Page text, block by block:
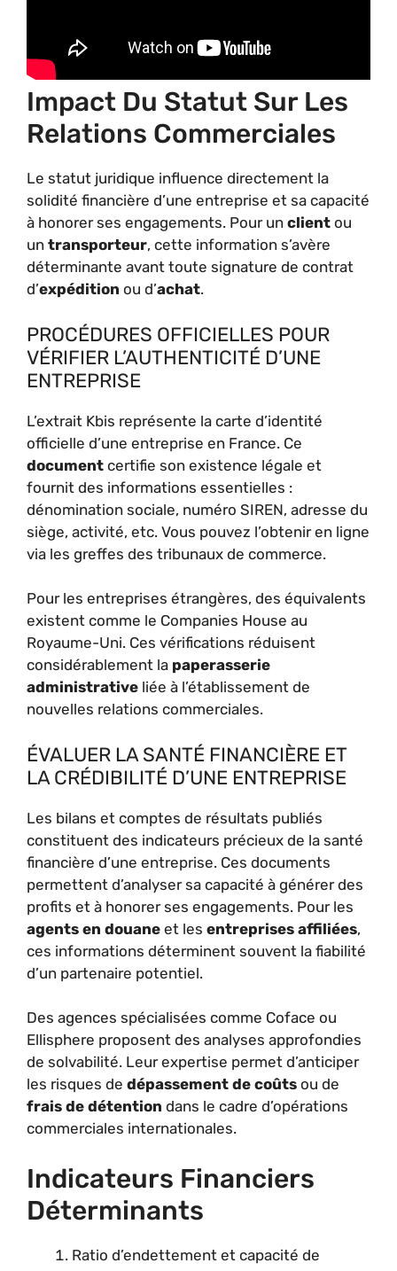
Impact Du Statut Sur Les
Relations Commerciales
Le statut juridique influence directement la
solidité financière d’une entreprise et sa capacité
à honorer ses engagements. Pour un client ou
un transporteur, cette information s’avère
déterminante avant toute signature de contrat
d’expédition ou d’achat.
PROCÉDURES OFFICIELLES POUR
VÉRIFIER L’AUTHENTICITÉ D’UNE
ENTREPRISE
L’extrait Kbis représente la carte d’identité
officielle d’une entreprise en France. Ce
document certifie son existence légale et
fournit des informations essentielles :
dénomination sociale, numéro SIREN, adresse du
siège, activité, etc. Vous pouvez l’obtenir en ligne
via les greffes des tribunaux de commerce.
Pour les entreprises étrangères, des équivalents
existent comme le Companies House au
Royaume-Uni. Ces vérifications réduisent
considérablement la paperasserie
administrative liée à l’établissement de
nouvelles relations commerciales.
ÉVALUER LA SANTÉ FINANCIÈRE ET
LA CRÉDIBILITÉ D’UNE ENTREPRISE
Les bilans et comptes de résultats publiés
constituent des indicateurs précieux de la santé
financière d’une entreprise. Ces documents
permettent d’analyser sa capacité à générer des
profits et à honorer ses engagements. Pour les
agents en douane et les entreprises affiliées,
ces informations déterminent souvent la fiabilité
d’un partenaire potentiel.
Des agences spécialisées comme Coface ou
Ellisphere proposent des analyses approfondies
de solvabilité. Leur expertise permet d’anticiper
les risques de dépassement de coûts ou de
frais de détention dans le cadre d’opérations
commerciales internationales.
Indicateurs Financiers
Déterminants
Ratio d’endettement et capacité de